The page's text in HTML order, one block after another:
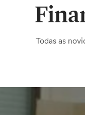
Todas as